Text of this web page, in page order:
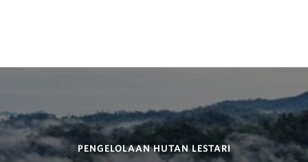
PENGELOLAAN HUTAN LESTARI